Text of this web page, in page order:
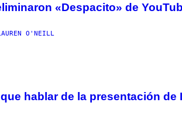
«Despacito» de
O'NEILL
hablar de la presentación